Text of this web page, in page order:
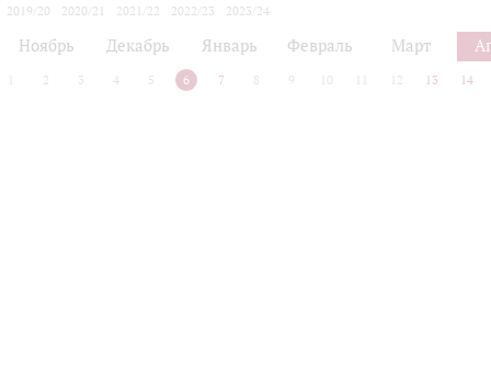
2019/20
2020/21 2021/22 2022/23
2023/24
Ноябрь Декабрь Январь Февраль Март
2 3 4 5 6 7 8 9 10 12 13 14